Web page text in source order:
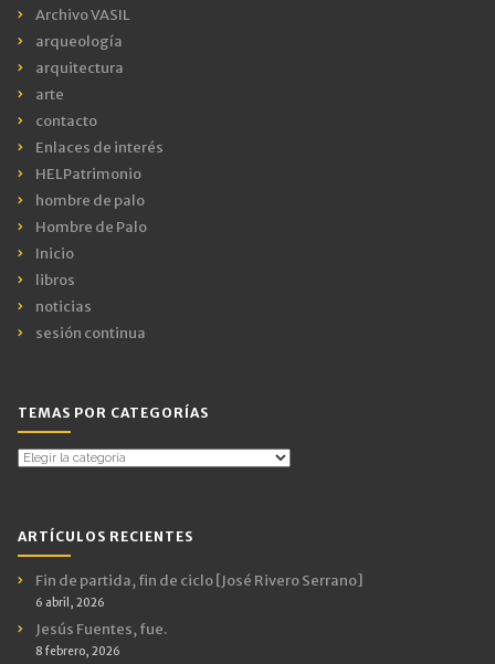
Archivo VASIL
arqueología
arquitectura
arte
contacto
Enlaces de interés
HELPatrimonio
hombre de palo
Hombre de Palo
Inicio
libros
noticias
sesión continua
TEMAS POR CATEGORÍAS
Temas
ARTÍCULOS RECIENTES
Fin de partida, fin de ciclo [José Rivero Serrano]
6 abril, 2026
Jesús Fuentes, fue.
8 febrero, 2026